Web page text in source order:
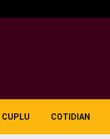
CUPLU COTIDIAN